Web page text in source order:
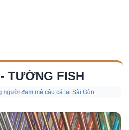
TƯỜNG FISH
đam mê câu cá tại Sài Gòn